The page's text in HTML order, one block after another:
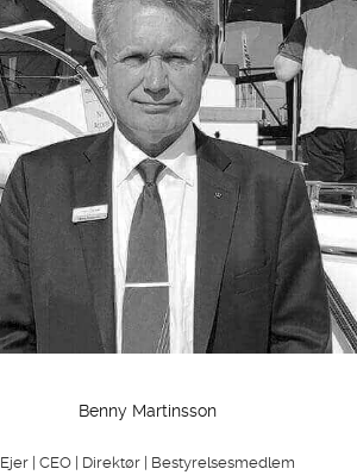
Benny Martinsson
Ejer | CEO | Direktør | Bestyrelsesmedlem